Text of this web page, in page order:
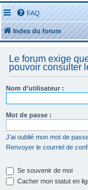
FAQ
Index du forum
Le forum exige
pouvoir consulter
Nom d’utilisateur :
Mot de passe :
J’ai oublié mon mot de
Renvoyer le courriel de
Se souvenir de moi
Cacher mon statut en